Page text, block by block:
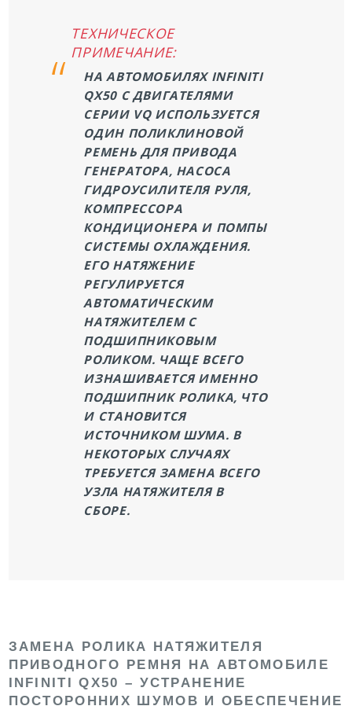
ТЕХНИЧЕСКОЕ
ПРИМЕЧАНИЕ:
НА АВТОМОБИЛЯХ INFINITI
QX50 С ДВИГАТЕЛЯМИ
СЕРИИ VQ ИСПОЛЬЗУЕТСЯ
ОДИН ПОЛИКЛИНОВОЙ
РЕМЕНЬ ДЛЯ ПРИВОДА
ГЕНЕРАТОРА, НАСОСА
ГИДРОУСИЛИТЕЛЯ РУЛЯ,
КОМПРЕССОРА
КОНДИЦИОНЕРА И ПОМПЫ
СИСТЕМЫ ОХЛАЖДЕНИЯ.
ЕГО НАТЯЖЕНИЕ
РЕГУЛИРУЕТСЯ
АВТОМАТИЧЕСКИМ
НАТЯЖИТЕЛЕМ С
ПОДШИПНИКОВЫМ
РОЛИКОМ. ЧАЩЕ ВСЕГО
ИЗНАШИВАЕТСЯ ИМЕННО
ПОДШИПНИК РОЛИКА, ЧТО
И СТАНОВИТСЯ
ИСТОЧНИКОМ ШУМА. В
НЕКОТОРЫХ СЛУЧАЯХ
ТРЕБУЕТСЯ ЗАМЕНА ВСЕГО
УЗЛА НАТЯЖИТЕЛЯ В
СБОРЕ.
ЗАМЕНА РОЛИКА НАТЯЖИТЕЛЯ
ПРИВОДНОГО РЕМНЯ НА АВТОМОБИЛЕ
INFINITI QX50 – УСТРАНЕНИЕ
ПОСТОРОННИХ ШУМОВ И ОБЕСПЕЧЕНИЕ